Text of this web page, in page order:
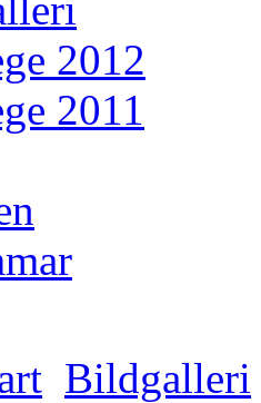
2012
2011
Bildgalleri